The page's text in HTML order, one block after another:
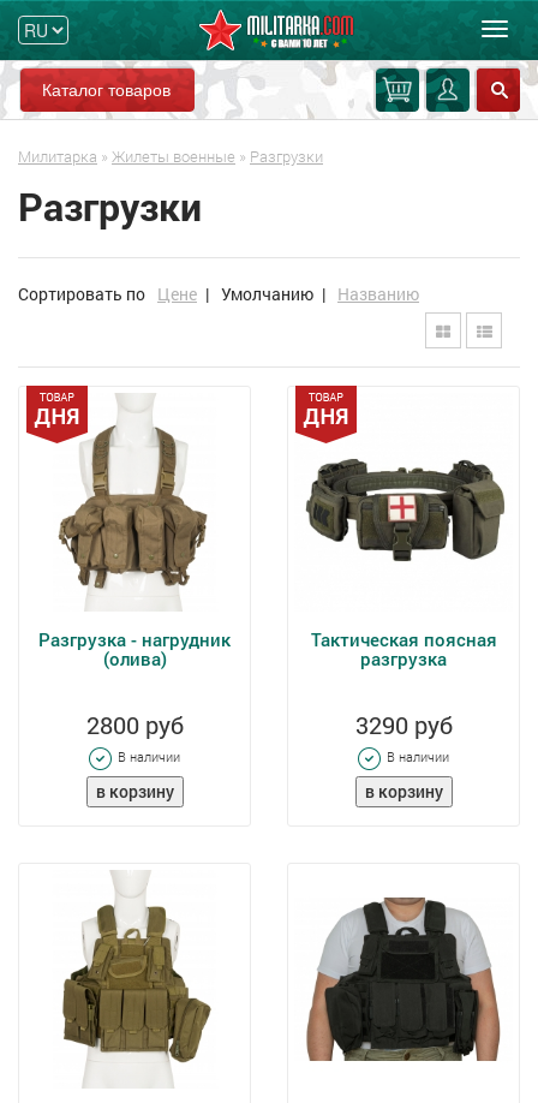
Каталог товаров
Милитарка » Жилеты военные » Разгрузки
Разгрузки
Сортировать по Цене | Умолчанию | Названию
Разгрузка - нагрудник
(олива)
2800 руб
В наличии
Тактическая поясная
разгрузка
3290 руб
В наличии